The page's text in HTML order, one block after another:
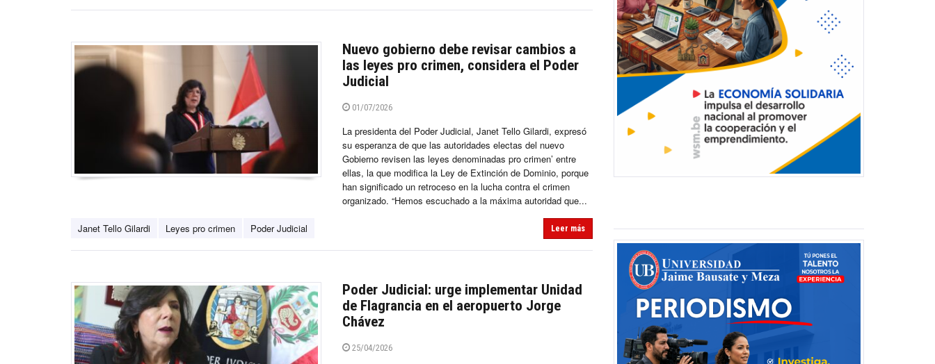
Nuevo gobierno debe revisar cambios a
las leyes pro crimen, considera el Poder
Judicial
01/07/2026
La presidenta del Poder Judicial, Janet Tello Gilardi, expresó
su esperanza de que las autoridades electas del nuevo
Gobierno revisen las leyes denominadas pro crimen’ entre
ellas, la que modifica la Ley de Extinción de Dominio, porque
han significado un retroceso en la lucha contra el crimen
organizado. “Hemos escuchado a la máxima autoridad que...
Janet Tello Gilardi Leyes pro crimen Poder Judicial Leer más
Poder Judicial: urge implementar Unidad
de Flagrancia en el aeropuerto Jorge
Chávez
25/04/2026